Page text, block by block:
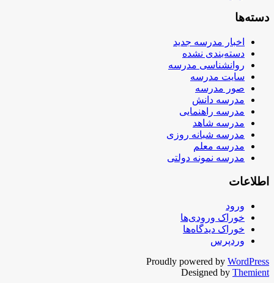
دسته‌ها
اخبار مدرسه جدید
دسته‌بندی نشده
روانشناسی مدرسه
سایت مدرسه
صور مدرسه
مدرسه دانش
مدرسه راهنمایی
مدرسه شاهد
مدرسه شبانه روزی
مدرسه معلم
مدرسه نمونه دولتی
اطلاعات
ورود
خوراک ورودی‌ها
خوراک دیدگاه‌ها
وردپرس
Proudly powered by WordPress
Designed by Themient